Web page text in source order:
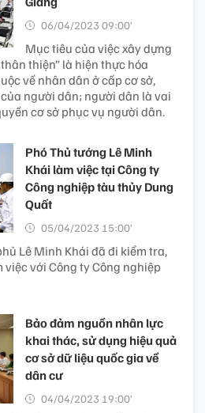
06/04/2023 09:00’
Mục tiêu của việc xây dựng
thiện” là hiện thực hóa
về nhân dân ở cấp cơ sở,
người dân; người dân là vai
cơ sở phục vụ người dân.
Phó Thủ tướng Lê Minh
Khái làm việc tại Công ty
Công nghiệp tàu thủy Dung
Quất
05/04/2023 15:00’
Lê Minh Khái đã đi kiểm tra,
việc với Công ty Công nghiệp
Bảo đảm nguồn nhân lực
khai thác, sử dụng hiệu quả
cơ sở dữ liệu quốc gia về
dân cư
04/04/2023 19:00’